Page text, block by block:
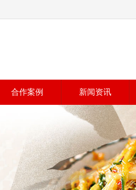
合作案例 新闻资讯